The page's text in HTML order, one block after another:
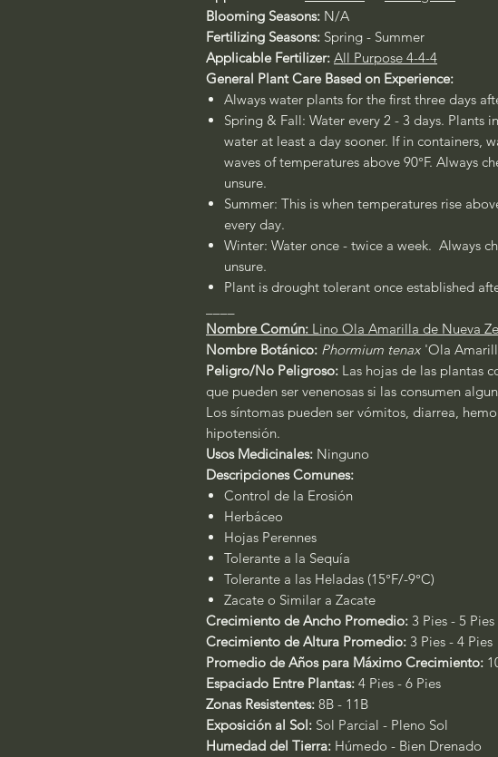
Blooming Seasons: N/A
Fertilizing Seasons: Spring - Summer
Applicable Fertilizer: All Purpose 4-4-4
General Plant Care Based on Experience:
Always water plants for the first three days
Spring & Fall: Water every 2 - 3 days. Plants
water at least a day sooner. If in containers,
waves of temperatures above 90°F. Always
unsure.
Summer: This is when temperatures rise
every day.
Winter: Water once - twice a week. Always
unsure.
Plant is drought tolerant once established
Nombre Común: Lino Ola Amarilla de Nueva
Nombre Botánico: Phormium tenax 'Ola
Peligro/No Peligroso: Las hojas de las plantas
que pueden ser venenosas si las consumen
Los síntomas pueden ser vómitos, diarrea,
hipotensión.
Usos Medicinales: Ninguno
Descripciones Comunes:
Control de la Erosión
Herbáceo
Hojas Perennes
Tolerante a la Sequía
Tolerante a las Heladas (15°F/-9°C)
Zacate o Similar a Zacate
Crecimiento de Ancho Promedio: 3 Pies - 5 Pies
Crecimiento de Altura Promedio: 3 Pies - 4 Pies
Promedio de Años para Máximo Crecimiento:
Espaciado Entre Plantas: 4 Pies - 6 Pies
Zonas Resistentes: 8B - 11B
Exposición al Sol: Sol Parcial - Pleno Sol
Humedad del Tierra: Húmedo - Bien Drenado